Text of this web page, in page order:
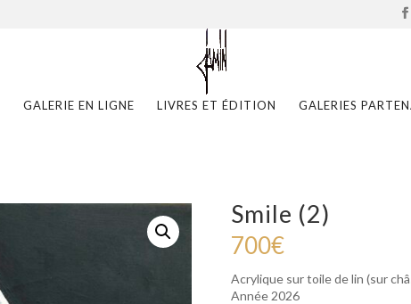
GALERIE EN LIGNE LIVRES ET ÉDITION GALERIES
Smile (2)
700€
Acrylique sur toile de lin (sur
Année 2026